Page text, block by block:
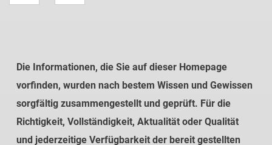
Die Informationen, die Sie auf dieser Homepage
vorfinden, wurden nach bestem Wissen und Gewissen
sorgfältig zusammengestellt und geprüft. Für die
Richtigkeit, Vollständigkeit, Aktualität oder Qualität
und jederzeitige Verfügbarkeit der bereit gestellten